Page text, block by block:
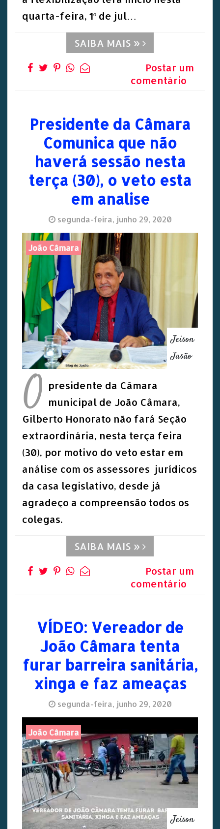
quarta-feira, 1º de jul…
SAIBA MAIS »
Postar um
comentário
Presidente da Câmara
Comunica que não
haverá sessão nesta
terça (30), o veto esta
em analise
segunda-feira, junho 29, 2020
João Câmara
Jeison
Jasão
O presidente da Câmara
municipal de João Câmara,
Gilberto Honorato não fará Seção
extraordinária, nesta terça feira
(30), por motivo do veto estar em
análise com os assessores jurídicos
da casa legislativo, desde já
agradeço a compreensão todos os
colegas.
SAIBA MAIS »
Postar um
comentário
VÍDEO: Vereador de
João Câmara tenta
furar barreira sanitária,
xinga e faz ameaças
segunda-feira, junho 29, 2020
João Câmara
Jeison